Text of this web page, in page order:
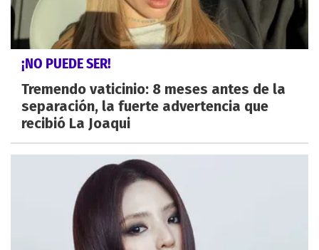
¡NO PUEDE SER!
Tremendo vaticinio: 8 meses antes de la
separación, la fuerte advertencia que
recibió La Joaqui